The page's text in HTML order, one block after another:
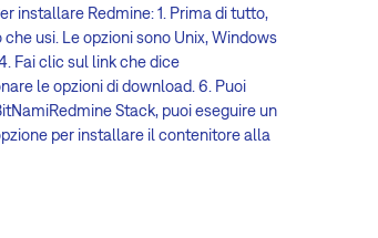
installare Redmine: 1. Prima di tutto,
usi. Le opzioni sono Unix, Windows
Fai clic sul link che dice
le opzioni di download. 6. Puoi
Stack, puoi eseguire un
per installare il contenitore alla